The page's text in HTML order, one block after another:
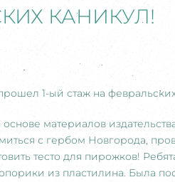
КАНИКУЛ!
1-ый стаж на
материалов
с гербом Новгорода,
тесто для пирожков!
из пластилина. Была